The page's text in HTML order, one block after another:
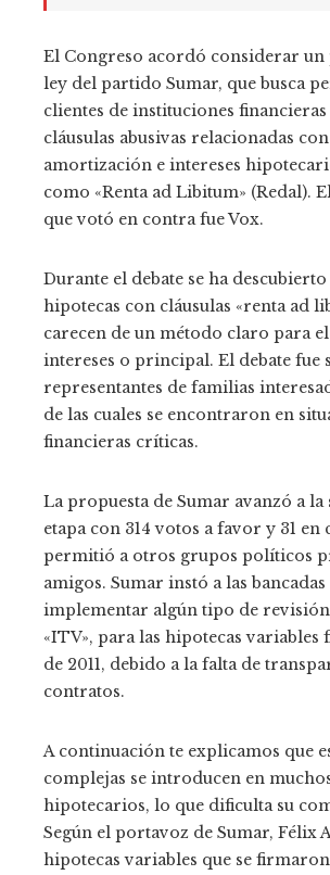
El Congreso acordó considerar un
ley del partido Sumar, que busca
clientes de instituciones
cláusulas abusivas relacionadas
amortización e intereses
como «Renta ad Libitum» (Redal).
que votó en contra fue Vox.
Durante el debate se ha descubierto
hipotecas con cláusulas «renta ad
carecen de un método claro para
intereses o principal. El debate fue
representantes de familias
de las cuales se encontraron en
financieras críticas.
La propuesta de Sumar avanzó a la
etapa con 314 votos a favor y 31
permitió a otros grupos políticos
amigos. Sumar instó a las bancadas
implementar algún tipo de
«ITV», para las hipotecas variables
de 2011, debido a la falta de
contratos.
A continuación te explicamos que
complejas se introducen en
hipotecarios, lo que dificulta su
Según el portavoz de Sumar, Félix
hipotecas variables que se firmaron